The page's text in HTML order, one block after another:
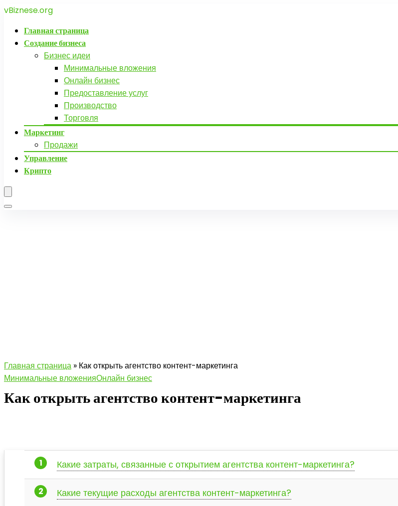
vBiznese.org
Главная страница
Создание бизнеса
Бизнес идеи
Минимальные вложения
Онлайн бизнес
Предоставление услуг
Производство
Торговля
Маркетинг
Продажи
Управление
Крипто
Главная страница » Как открыть агентство контент-маркетинга
Минимальные вложенияОнлайн бизнес
Как открыть агентство контент-маркетинга
Какие затраты, связанные с открытием агентства контент-маркетинга?
Какие текущие расходы агентства контент-маркетинга?